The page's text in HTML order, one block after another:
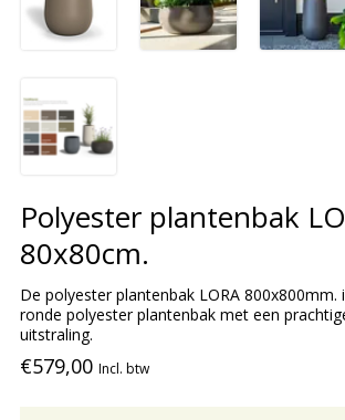
Polyester plantenbak
80x80cm.
De polyester plantenbak LORA 800x800mm.
ronde polyester plantenbak met een
uitstraling.
€579,00 Incl. btw